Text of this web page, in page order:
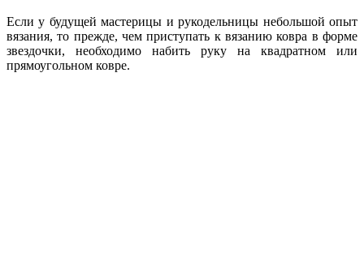
Если у будущей мастерицы и рукодельницы небольшой опыт
вязания, то прежде, чем приступать к вязанию ковра в форме
звездочки, необходимо набить руку на квадратном или
прямоугольном ковре.